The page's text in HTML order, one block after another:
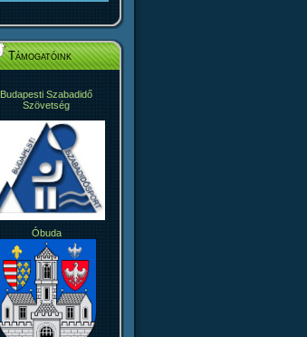
Támogatóink
Budapesti Szabadidő
Szövetség
Óbuda